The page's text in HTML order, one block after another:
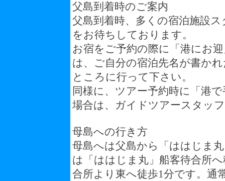
父島到着時のご案内
父島到着時、多くの宿泊施設
をお待ちしております。
お宿をご予約の際に「港にお
は、ご自分の宿泊先名が書か
ところに行って下さい。
同様に、ツアー予約時に「港
場合は、ガイドツアースタッ
母島への行き方
母島へは父島から「ははじま
は「ははじま丸」船客待合所
合所より東へ徒歩1分です。通